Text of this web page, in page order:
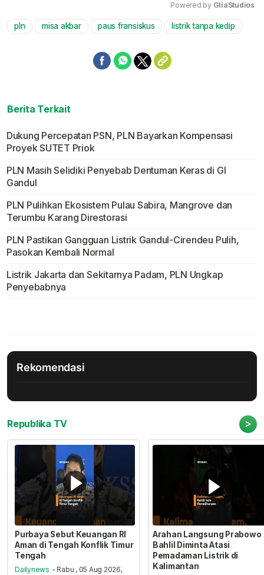
Mute
Powered by GliaStudios
pln misa akbar paus fransiskus listrik tanpa kedip
Berita Terkait
Dukung Percepatan PSN, PLN Bayarkan Kompensasi
Proyek SUTET Priok
PLN Masih Selidiki Penyebab Dentuman Keras di GI
Gandul
PLN Pulihkan Ekosistem Pulau Sabira, Mangrove dan
Terumbu Karang Direstorasi
PLN Pastikan Gangguan Listrik Gandul-Cirendeu Pulih,
Pasokan Kembali Normal
Listrik Jakarta dan Sekitarnya Padam, PLN Ungkap
Penyebabnya
Rekomendasi
Republika TV >
Purbaya Sebut Keuangan RI
Aman di Tengah Konflik Timur
Tengah
Dailynews - Rabu , 05 Aug 2026,
Arahan Langsung Prabowo
Bahlil Diminta Atasi
Pemadaman Listrik di
Kalimantan